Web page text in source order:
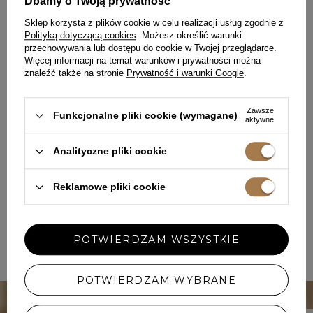
TOP 5 ❤️ NAJPIĘKNIEJSZE
CZERWONE SUKIENKI NA ŚWIĘTA
BOŻEGO NARODZENIA
Eleganckie sukienki na święta 2024
2 NASTĘPNA STRONA
Sklep korzysta z plików cookie w celu realizacji usług zgodnie z
Polityką dotyczącą cookies. Możesz określić warunki
przechowywania lub dostępu do cookie w Twojej przeglądarce.
Więcej informacji na temat warunków i prywatności można
znaleźć także na stronie Prywatność i warunki Google.
Funkcjonalne pliki cookie (wymagane)
Zawsze
aktywne
Analityczne pliki cookie
Reklamowe pliki cookie
POTWIERDZAM WYBRANE
POTWIERDZAM WSZYSTKIE